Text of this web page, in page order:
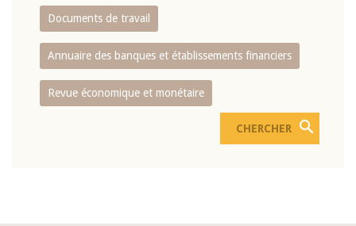
Documents de travail
Annuaire des banques et établissements financiers
Revue économique et monétaire